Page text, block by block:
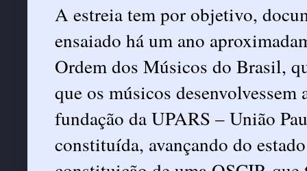
A estreia tem por objetivo,
ensaiado há um ano
Ordem dos Músicos do Brasil,
que os músicos
fundação da UPARS – União
constituída, avançando do